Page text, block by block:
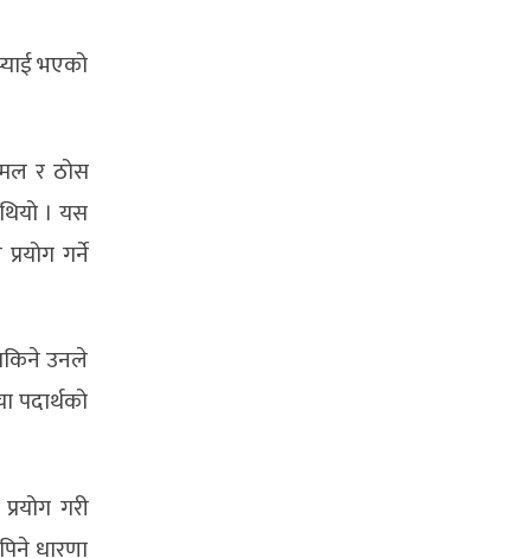
भएको
र ठोस
। यस
गर्ने
उनले
गरी
धारणा